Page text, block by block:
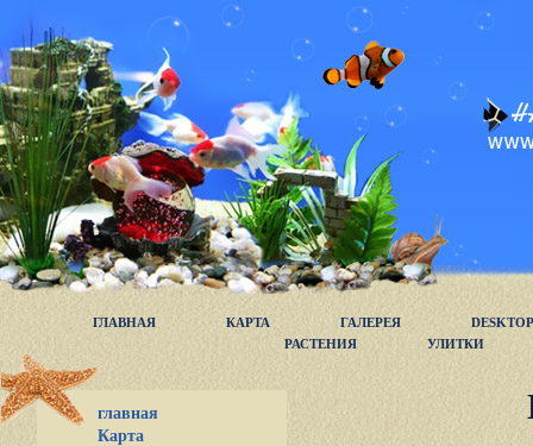
ГЛАВНАЯ КАРТА ГАЛЕРЕЯ
DESKTOP
РАСТЕНИЯ
УЛИТКИ
главная
Карта